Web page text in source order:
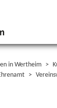
in Wertheim